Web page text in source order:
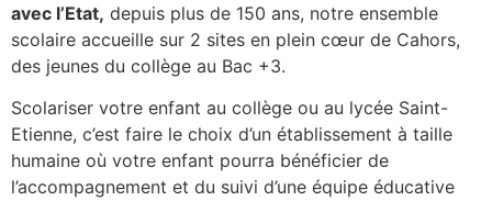
avec l’Etat, depuis plus de 150 ans, notre ensemble
scolaire accueille sur 2 sites en plein cœur de Cahors,
des jeunes du collège au Bac +3.
Scolariser votre enfant au collège ou au lycée Saint-
Etienne, c’est faire le choix d’un établissement à taille
humaine où votre enfant pourra bénéficier de
l’accompagnement et du suivi d’une équipe éducative